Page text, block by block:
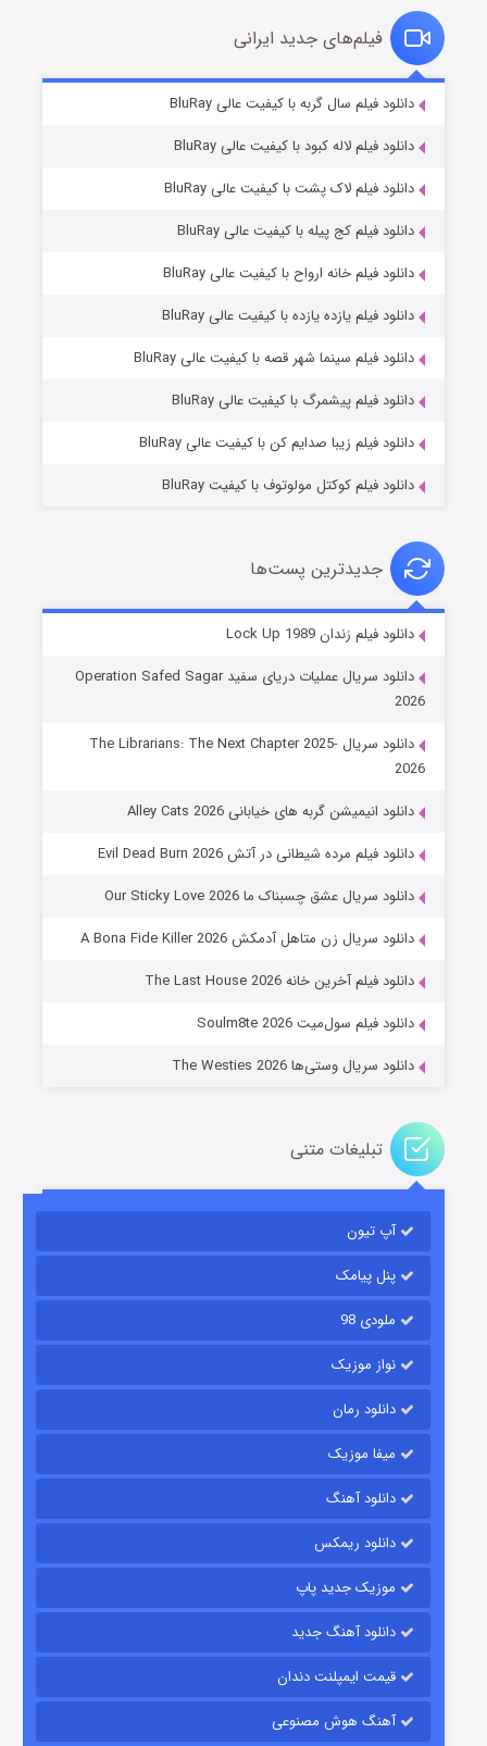
قسمت۶ (زیرنویس) منتشر شد
شوهر
عملیات آپارتمان
قسمت۲ (زیرنویس) منتشر شد
مردگان متحرک: شهر مرده ۳
قسمت
فیلم‌های جدید ایرانی
دانلود فیلم سال گربه با کیفیت عالی BluRay
دانلود فیلم لاله کبود با کیفیت عالی BluRay
دانلود فیلم لاک پشت با کیفیت عالی BluRay
دانلود فیلم کج‌ پیله با کیفیت عالی BluRay
دانلود فیلم خانه ارواح با کیفیت عالی BluRay
دانلود فیلم یازده یازده با کیفیت عالی BluRay
دانلود فیلم سینما شهر قصه با کیفیت عالی BluRay
دانلود فیلم پیشمرگ با کیفیت عالی BluRay
دانلود فیلم زیبا صدایم کن با کیفیت عالی BluRay
دانلود فیلم کوکتل مولوتوف با کیفیت BluRay
جدیدترین پست‌ها
دانلود فیلم زندان Lock Up 1989
دانلود سریال عملیات دریای سفید Operation Safed Sagar
2026
دانلود سریال The Librarians: The Next Chapter 2025-
2026
دانلود انیمیشن گربه های خیابانی Alley Cats 2026
دانلود فیلم مرده شیطانی در آتش Evil Dead Burn 2026
دانلود سریال عشق چسبناک ما Our Sticky Love 2026
دانلود سریال زن متاهل آدمکش A Bona Fide Killer 2026
دانلود فیلم آخرین خانه The Last House 2026
دانلود فیلم سول‌میت Soulm8te 2026
دانلود سریال وستی‌ها The Westies 2026
تبلیغات متنی
آپ تیون
پنل پیامک
ملودی 98
نواز موزیک
دانلود رمان
میفا موزیک
دانلود آهنگ
دانلود ریمکس
موزیک جدید پاپ
دانلود آهنگ جدید
قیمت ایمپلنت دندان
آهنگ هوش مصنوعی